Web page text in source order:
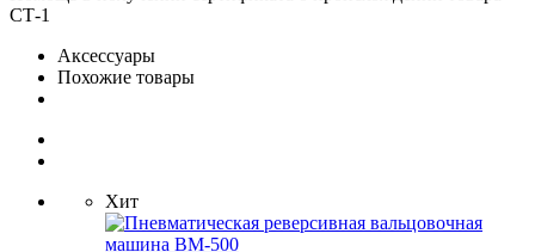
СТ-1
Аксессуары
Похожие товары
Хит